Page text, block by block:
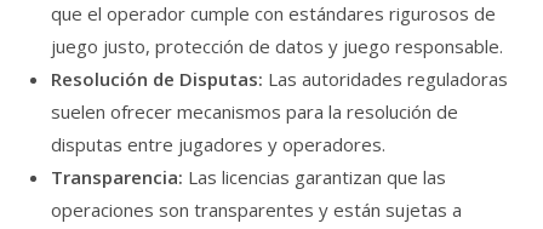
que el operador cumple con estándares rigurosos de
juego justo, protección de datos y juego responsable.
Resolución de Disputas: Las autoridades reguladoras
suelen ofrecer mecanismos para la resolución de
disputas entre jugadores y operadores.
Transparencia: Las licencias garantizan que las
operaciones son transparentes y están sujetas a